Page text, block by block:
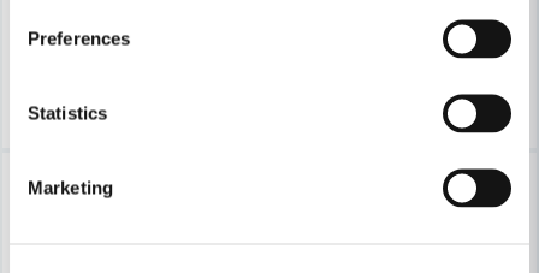
Preferences
Statistics
Marketing
Finns i Webblager
-30%